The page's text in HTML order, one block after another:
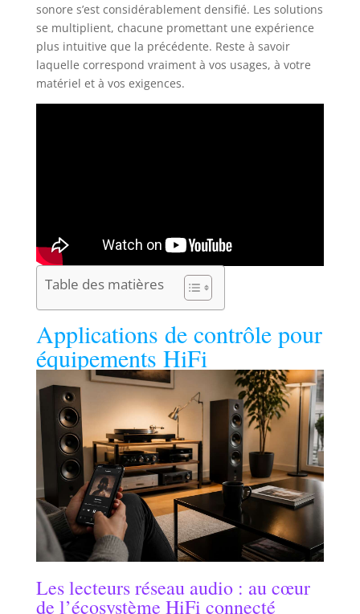
sonore s’est considérablement densifié. Les solutions
se multiplient, chacune promettant une expérience
plus intuitive que la précédente. Reste à savoir
laquelle correspond vraiment à vos usages, à votre
matériel et à vos exigences.
Table des matières
Applications de contrôle pour
équipements HiFi
Les lecteurs réseau audio : au cœur
de l’écosystème HiFi connecté